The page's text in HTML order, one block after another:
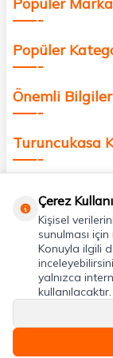
Popüler
Popüler
Önemli Bilgiler
Turuncukasa
Adres &
Çerez
Kişisel
sunulması
Konuyla ilgili
yalnızca
kullanılacaktır.